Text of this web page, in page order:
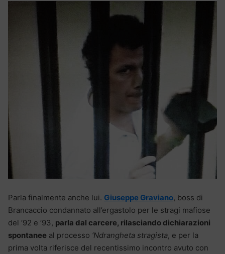
Parla finalmente anche lui. Giuseppe Graviano, boss di
Brancaccio condannato all’ergastolo per le stragi mafiose
del ’92 e ’93, parla dal carcere, rilasciando dichiarazioni
spontanee al processo ‘Ndrangheta stragista, e per la
prima volta riferisce del recentissimo incontro avuto con